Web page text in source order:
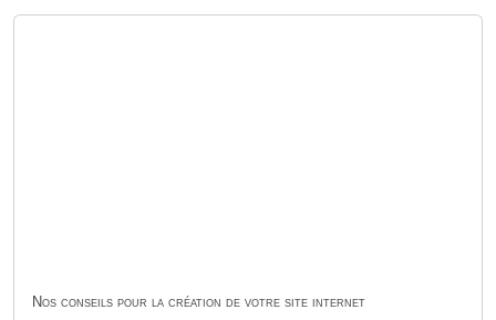
Nos conseils pour la création de votre site internet